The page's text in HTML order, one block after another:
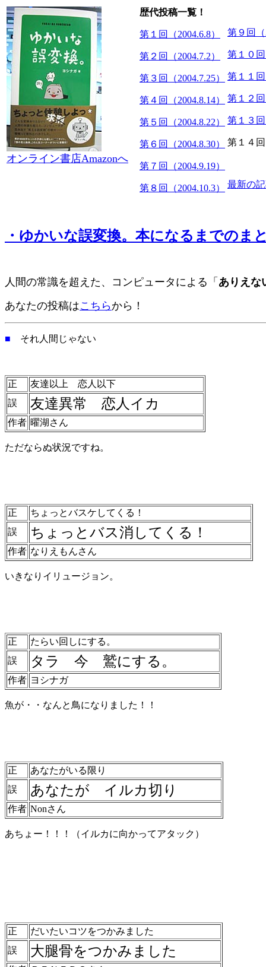
オンライン書店Amazonへ
歴代投稿一覧！
第１回（2004.6.8）
第２回（2004.7.2）
第３回（2004.7.25）
第４回（2004.8.14）
第５回（2004.8.22）
第６回（2004.8.30）
第７回（2004.9.19）
第８回（2004.10.3）
第９回（
第１０回
第１１
第１２
第１３
第１４
最新の
・ゆかいな誤変換。本になるまでのま
人間の常識を超えた、コンピュータによる「 ありえな
あなたの投稿はこちらから！
■ それ人間じゃない
正
友達以上 恋人以下
誤
友達異常 恋人イカ
作者 曜湖さん
ただならぬ状況ですね。
正
ちょっとバスケしてくる！
誤
ちょっとバス消してくる！
作者 なりえもんさん
いきなりイリュージョン。
正
たらい回しにする。
誤
タラ 今 鷲にする。
作者 ヨシナガ
魚が・・なんと鳥になりました！！
正
あなたがいる限り
誤
あなたが イルカ切り
作者 Nonさん
あちょー！！！（イルカに向かってアタック）
正
だいたいコツをつかみました
誤
大腿骨をつかみました